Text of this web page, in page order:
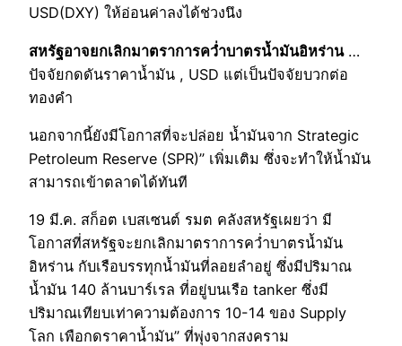
USD(DXY) ให้อ่อนค่าลงได้ช่วงนึง
สหรัฐอาจยกเลิกมาตราการคว่ำบาตรน้ำมันอิหร่าน…
ปัจจัยกดดันราคาน้ำมัน , USD แต่เป็นปัจจัยบวกต่อ
ทองคำ
นอกจากนี้ยังมีโอกาสที่จะปล่อย น้ำมันจาก Strategic
Petroleum Reserve (SPR)” เพิ่มเติม ซึ่งจะทำให้น้ำมัน
สามารถเข้าตลาดได้ทันที
19 มี.ค. สก็อต เบสเซนต์ รมต คลังสหรัฐเผยว่า มี
โอกาสที่สหรัฐจะยกเลิกมาตราการคว่ำบาตรน้ำมัน
อิหร่าน กับเรือบรรทุกน้ำมันที่ลอยลำอยู่ ซึ่งมีปริมาณ
น้ำมัน 140 ล้านบาร์เรล ที่อยู่บนเรือ tanker ซึ่งมี
ปริมาณเทียบเท่าความต้องการ 10-14 ของ Supply
โลก เพือกดราคาน้ำมัน” ที่พุ่งจากสงคราม